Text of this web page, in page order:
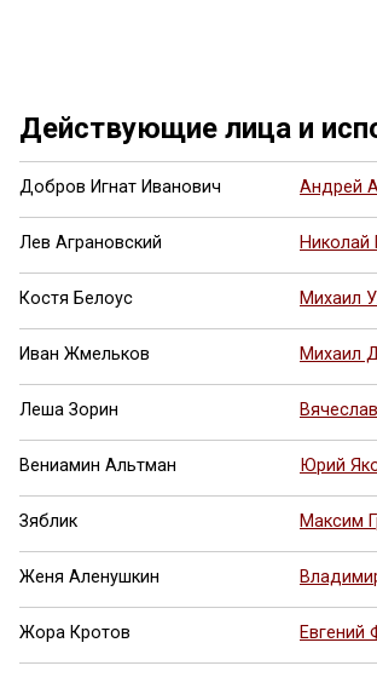
Действующие лица и
Добров Игнат Иванович Андрей
Лев Аграновский Николай
Костя Белоус Михаил
Иван Жмельков Михаил
Леша Зорин
Вениамин Альтман Юрий
Зяблик Максим
Женя Аленушкин
Жора Кротов Евгений